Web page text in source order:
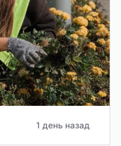
1 день назад